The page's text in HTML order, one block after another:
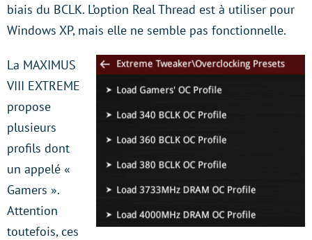
biais du BCLK. L’option Real Thread est à utiliser pour
Windows XP, mais elle ne semble pas fonctionnelle.
La MAXIMUS
VIII EXTREME
propose
plusieurs
profils dont
un appelé «
Gamers ».
Attention
toutefois, ces